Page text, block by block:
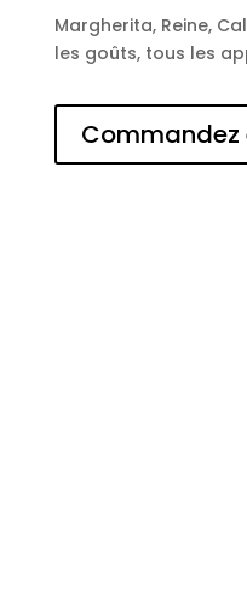
Margherita, Reine,
les goûts, tous les
Commandez